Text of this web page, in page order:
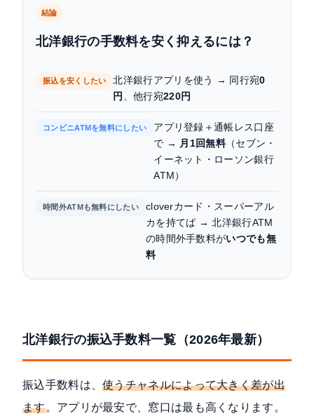
結論
北洋銀行の手数料を安く抑えるには？
振込を安くしたい 北洋銀行アプリを使う → 同行宛0
円
、他行宛220円
コンビニATMを無料にしたい
アプリ登録＋通帳レス口座
で →
月1回無料（セブン・
イーネット・ローソン銀行
ATM）
時間外ATMも無料にしたい
cloverカード・スーパーアル
カを持てば → 北洋銀行ATM
の時間外手数料がいつでも無
料
北洋銀行の振込手数料一覧（2026年最新）
振込手数料は、使うチャネルによって大きく差が出
ます。アプリが最安で、窓口は最も高くなります。